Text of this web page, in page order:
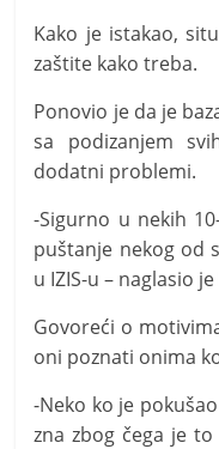
Kako je istakao,
zaštite kako treba.
Ponovio je da je
sa podizanjem
dodatni problemi.
-Sigurno u nekih
puštanje nekog od
u IZIS-u – naglasio
Govoreći o
oni poznati onima
-Neko ko je
zna zbog čega je